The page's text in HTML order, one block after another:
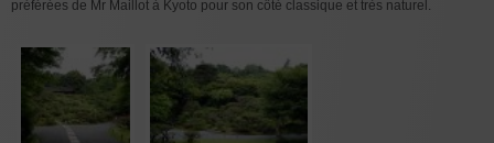
préférées de Mr Maillot à Kyoto pour son côté classique et très naturel.